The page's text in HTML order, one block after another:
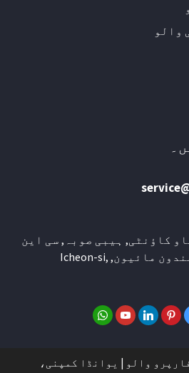
والو
کاؤنٹی, ہیبی صوبہ, سی این
143, ہوانگمو-رو, سندون مائیون, Icheon-si,
کاپی رائٹ © 2026 فارپرو والو | یوانڈا کمپنی،